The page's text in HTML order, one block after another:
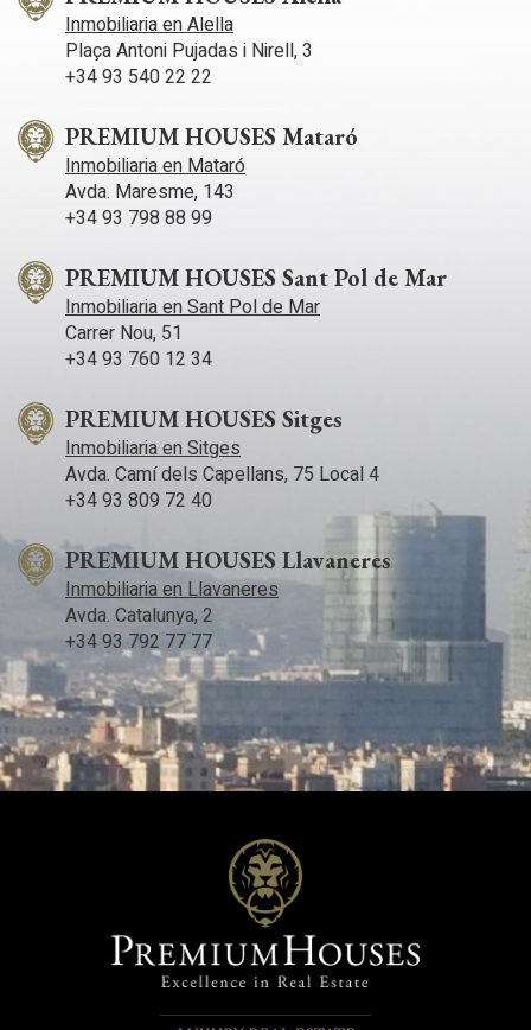
caracteriza por ser una zona exclusiva, residencial y tranquila,
donde se puede disfrutar de unas playas espectaculares.
Cuenta con prestigiosas escuelas internacionales y
reconocidas academias de Tenis.
Inmobiliaria en Alella
Plaça Antoni Pujadas i Nirell, 3
+34 93 540 22 22
PREMIUM HOUSES Mataró
Inmobiliaria en Mataró
Avda. Maresme, 143
+34 93 798 88 99
PREMIUM HOUSES Sant Pol de Mar
Inmobiliaria en Sant Pol de Mar
Carrer Nou, 51
+34 93 760 12 34
PREMIUM HOUSES Sitges
Inmobiliaria en Sitges
Avda. Camí­ dels Capellans, 75 Local 4
+34 93 809 72 40
PREMIUM HOUSES Llavaneres
Inmobiliaria en Llavaneres
Avda. Catalunya, 2
+34 93 792 77 77